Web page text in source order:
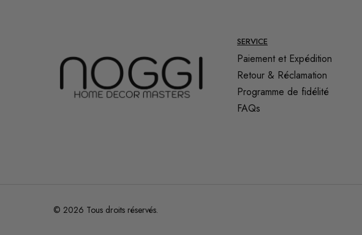
SERVICE
Paiement et Expédition
Retour & Réclamation
Programme de fidélité
FAQs
© 2026 Tous droits réservés.